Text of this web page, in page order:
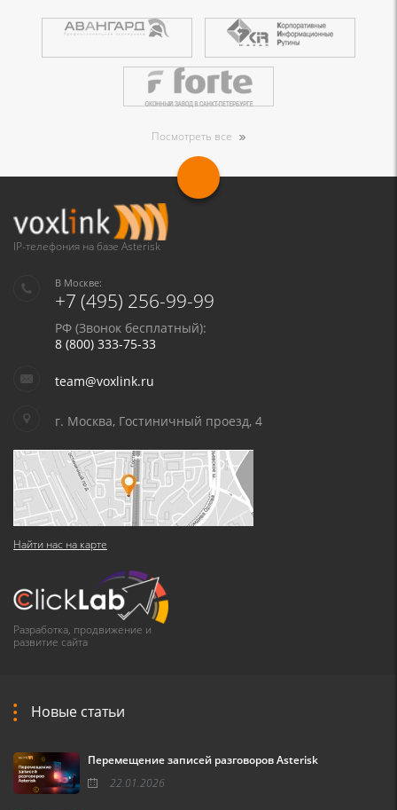
Посмотреть все
IP-телефония на базе Asterisk
В Москве:
+7 (495) 256-99-99
РФ (Звонок бесплатный):
8 (800) 333-75-33
team@voxlink.ru
г. Москва, Гостиничный проезд, 4
Найти нас на карте
Разработка, продвижение и
развитие сайта
Новые статьи
Перемещение записей разговоров Asterisk
22.01.2026